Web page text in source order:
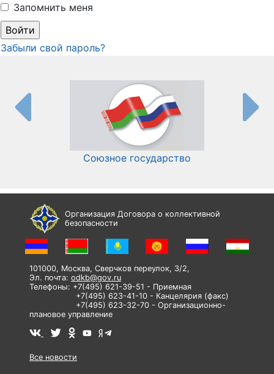
Запомнить меня
Забыли свой пароль?
Союзное государство
Организация Договора о коллективной
безопасности
101000, Москва, Сверчков переулок, 3/2,
Эл. почта: odkb@gov.ru
Телефоны: +7(495) 621-39-51 - Приемная
+7(495) 623-41-10 - Канцелярия (факс)
+7(495) 623-32-70 - Организационно-
плановое управление
Все новости